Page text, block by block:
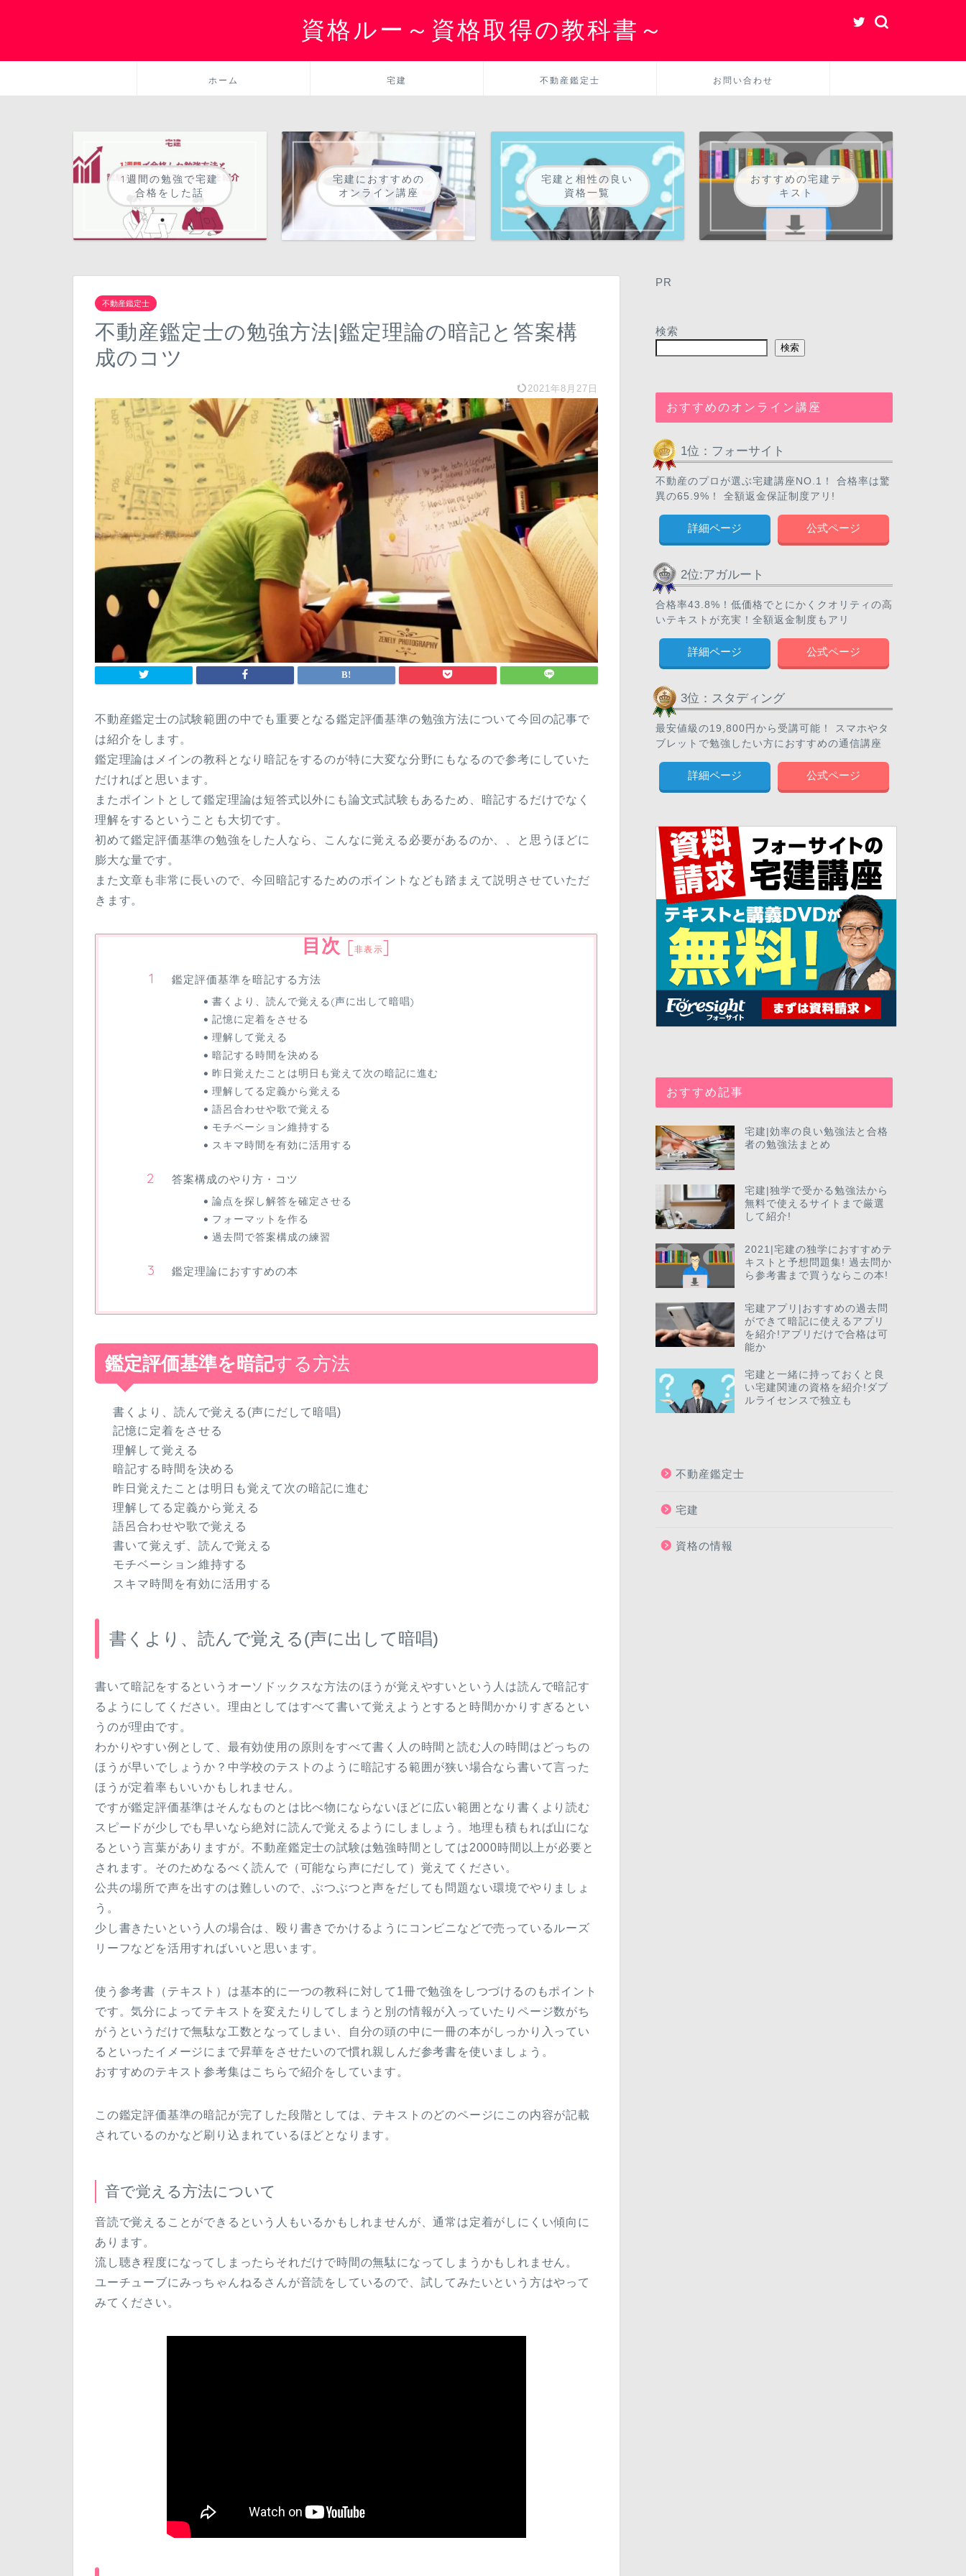
資格ルー～資格取得の教科書～
ホーム 宅建 不動産鑑定士 お問い合わせ
1週間の勉強で宅建
合格をした話
宅建におすすめの
オンライン講座
宅建と相性の良い
資格一覧
おすすめの宅建テ
キスト
不動産鑑定士
不動産鑑定士の勉強方法|鑑定理論の暗記と答案構
成のコツ
2021年8月27日
不動産鑑定士の試験範囲の中でも重要となる鑑定評価基準の勉強方法について今回の記事で
は紹介をします。
鑑定理論はメインの教科となり暗記をするのが特に大変な分野にもなるので参考にしていた
だければと思います。
またポイントとして鑑定理論は短答式以外にも論文式試験もあるため、暗記するだけでなく
理解をするということも大切です。
初めて鑑定評価基準の勉強をした人なら、こんなに覚える必要があるのか、、と思うほどに
膨大な量です。
また文章も非常に長いので、今回暗記するためのポイントなども踏まえて説明させていただ
きます。
目次 [非表示]
鑑定評価基準を暗記する方法
書くより、読んで覚える(声に出して暗唱)
記憶に定着をさせる
理解して覚える
暗記する時間を決める
昨日覚えたことは明日も覚えて次の暗記に進む
理解してる定義から覚える
語呂合わせや歌で覚える
モチベーション維持する
スキマ時間を有効に活用する
答案構成のやり方・コツ
論点を探し解答を確定させる
フォーマットを作る
過去問で答案構成の練習
鑑定理論におすすめの本
鑑定評価基準を暗記する方法
書くより、読んで覚える(声にだして暗唱)
記憶に定着をさせる
理解して覚える
暗記する時間を決める
昨日覚えたことは明日も覚えて次の暗記に進む
理解してる定義から覚える
語呂合わせや歌で覚える
書いて覚えず、読んで覚える
モチベーション維持する
スキマ時間を有効に活用する
書くより、読んで覚える(声に出して暗唱)
書いて暗記をするというオーソドックスな方法のほうが覚えやすいという人は読んで暗記す
るようにしてください。理由としてはすべて書いて覚えようとすると時間かかりすぎるとい
うのが理由です。
わかりやすい例として、最有効使用の原則をすべて書く人の時間と読む人の時間はどっちの
ほうが早いでしょうか？中学校のテストのように暗記する範囲が狭い場合なら書いて言った
ほうが定着率もいいかもしれません。
ですが鑑定評価基準はそんなものとは比べ物にならないほどに広い範囲となり書くより読む
スピードが少しでも早いなら絶対に読んで覚えるようにしましょう。地理も積もれば山にな
るという言葉がありますが。不動産鑑定士の試験は勉強時間としては2000時間以上が必要と
されます。そのためなるべく読んで（可能なら声にだして）覚えてください。
公共の場所で声を出すのは難しいので、ぶつぶつと声をだしても問題ない環境でやりましょ
う。
少し書きたいという人の場合は、殴り書きでかけるようにコンビニなどで売っているルーズ
リーフなどを活用すればいいと思います。
使う参考書（テキスト）は基本的に一つの教科に対して1冊で勉強をしつづけるのもポイント
です。気分によってテキストを変えたりしてしまうと別の情報が入っていたりページ数がち
がうというだけで無駄な工数となってしまい、自分の頭の中に一冊の本がしっかり入ってい
るといったイメージにまで昇華をさせたいので慣れ親しんだ参考書を使いましょう。
おすすめのテキスト参考集はこちらで紹介をしています。
この鑑定評価基準の暗記が完了した段階としては、テキストのどのページにこの内容が記載
されているのかなど刷り込まれているほどとなります。
音で覚える方法について
音読で覚えることができるという人もいるかもしれませんが、通常は定着がしにくい傾向に
あります。
流し聴き程度になってしまったらそれだけで時間の無駄になってしまうかもしれません。
ユーチューブにみっちゃんねるさんが音読をしているので、試してみたいという方はやって
みてください。
PR
検索
検索
おすすめのオンライン講座
1位：フォーサイト
不動産のプロが選ぶ宅建講座NO.1！ 合格率は驚
異の65.9%！ 全額返金保証制度アリ!
詳細ページ 公式ページ
2位:アガルート
合格率43.8%！低価格でとにかくクオリティの高
いテキストが充実！全額返金制度もアリ
詳細ページ 公式ページ
3位：スタディング
最安値級の19,800円から受講可能！ スマホやタ
ブレットで勉強したい方におすすめの通信講座
詳細ページ 公式ページ
おすすめ記事
宅建|効率の良い勉強法と合格
者の勉強法まとめ
宅建|独学で受かる勉強法から
無料で使えるサイトまで厳選
して紹介!
2021|宅建の独学におすすめテ
キストと予想問題集! 過去問か
ら参考書まで買うならこの本!
宅建アプリ|おすすめの過去問
ができて暗記に使えるアプリ
を紹介!アプリだけで合格は可
能か
宅建と一緒に持っておくと良
い宅建関連の資格を紹介!ダブ
ルライセンスで独立も
不動産鑑定士
宅建
資格の情報